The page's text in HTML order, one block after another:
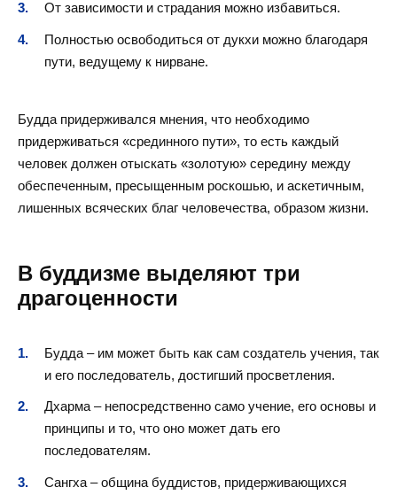
От зависимости и страдания можно избавиться.
Полностью освободиться от дукхи можно благодаря
пути, ведущему к нирване.
Будда придерживался мнения, что необходимо
придерживаться «срединного пути», то есть каждый
человек должен отыскать «золотую» середину между
обеспеченным, пресыщенным роскошью, и аскетичным,
лишенных всяческих благ человечества, образом жизни.
В буддизме выделяют три
драгоценности
Будда – им может быть как сам создатель учения, так
и его последователь, достигший просветления.
Дхарма – непосредственно само учение, его основы и
принципы и то, что оно может дать его
последователям.
Сангха – община буддистов, придерживающихся